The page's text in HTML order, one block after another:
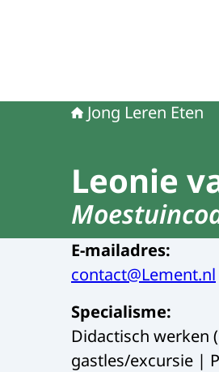
Jong Leren Eten
Leonie
E-mailadres:
contact@Lement.nl
Specialisme:
Didactisch werken
gastles/excursie |